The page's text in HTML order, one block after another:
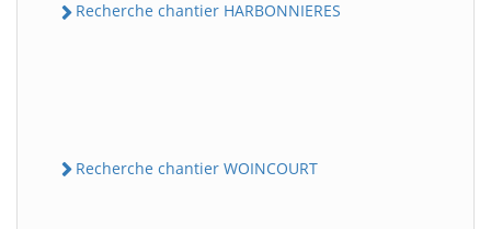
Recherche chantier HARBONNIERES
Recherche chantier WOINCOURT